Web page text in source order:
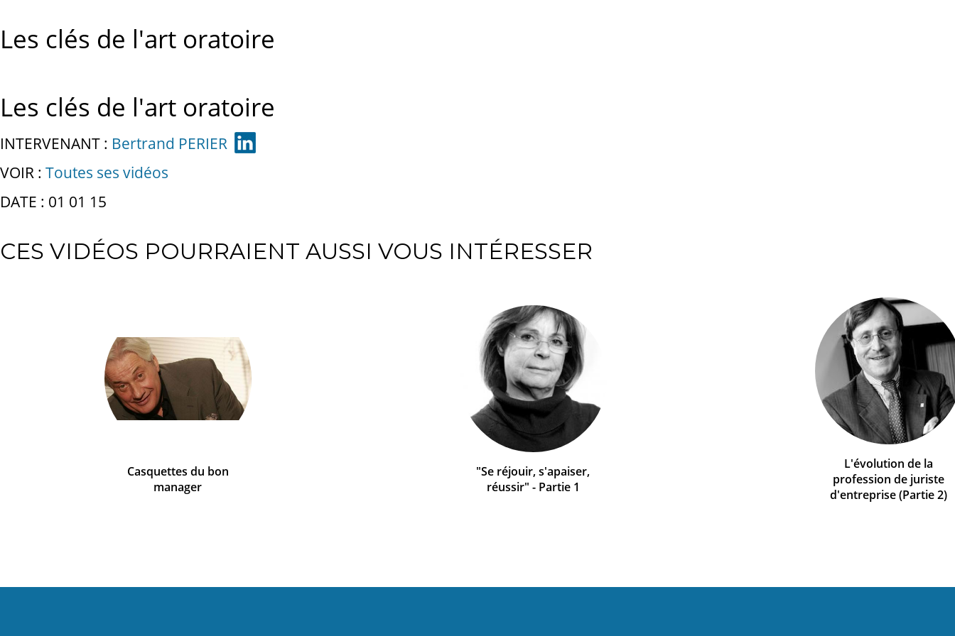
Les clés de l'art oratoire
Les clés de l'art oratoire
INTERVENANT : Bertrand PERIER
VOIR : Toutes ses vidéos
DATE : 01 01 15
CES VIDÉOS POURRAIENT AUSSI VOUS INTÉRESSER
Casquettes du bon
manager
"Se réjouir, s'apaiser,
réussir" - Partie 1
L'évolution de la
profession de juriste
d'entreprise (Partie 2)